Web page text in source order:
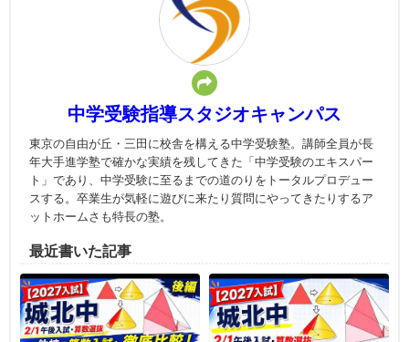
中学受験指導スタジオキャンパス
東京の自由が丘・三田に校舎を構える中学受験塾。講師全員が長
年大手進学塾で確かな実績を残してきた「中学受験のエキスパー
ト」であり、中学受験に至るまでの道のりをトータルプロデュー
スする。卒業生が気軽に遊びに来たり質問にやってきたりするア
ットホームさも特長の塾。
最近書いた記事